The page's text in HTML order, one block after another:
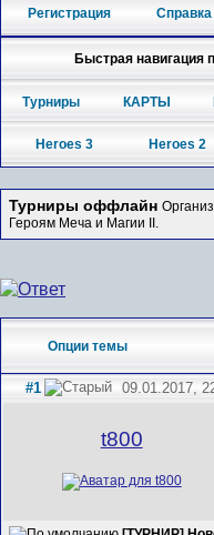
Регистрация Справка
Быстрая навигация
Турниры КАРТЫ
Heroes 3 Heroes 2
Турниры оффлайн
Героям Меча и Магии II.
Опции темы
#1 09.01.2017,
t800